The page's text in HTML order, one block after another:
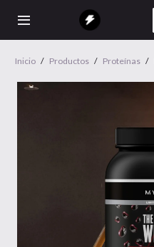
Inicio / Productos / Proteínas /